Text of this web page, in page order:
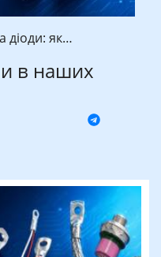
діоди: як…
в наших